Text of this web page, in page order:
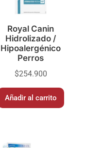
Royal Canin
Hidrolizado /
Hipoalergénico
Perros
$254.900
Añadir al carrito